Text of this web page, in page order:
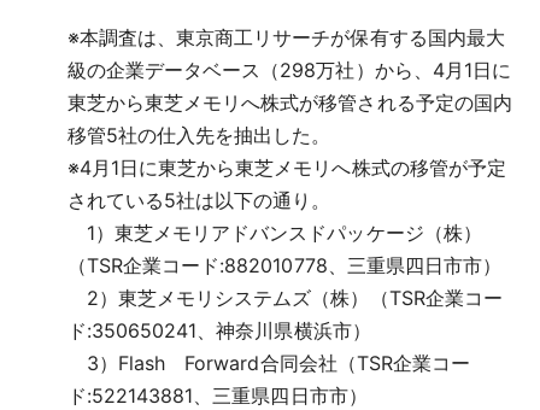
※本調査は、東京商工リサーチが保有する国内最大
級の企業データベース（298万社）から、4月1日に
東芝から東芝メモリへ株式が移管される予定の国内
移管5社の仕入先を抽出した。
※4月1日に東芝から東芝メモリへ株式の移管が予定
されている5社は以下の通り。
1）東芝メモリアドバンスドパッケージ（株）
（TSR企業コード:882010778、三重県四日市市）
2）東芝メモリシステムズ（株）（TSR企業コー
ド:350650241、神奈川県横浜市）
3）Flash Forward合同会社（TSR企業コー
ド:522143881、三重県四日市市）